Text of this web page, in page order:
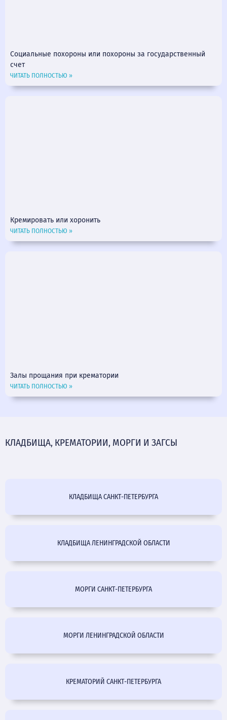
Социальные похороны или похороны за государственный
счет
ЧИТАТЬ ПОЛНОСТЬЮ »
Кремировать или хоронить
ЧИТАТЬ ПОЛНОСТЬЮ »
Залы прощания при крематории
ЧИТАТЬ ПОЛНОСТЬЮ »
КЛАДБИЩА, КРЕМАТОРИИ, МОРГИ И ЗАГСЫ
КЛАДБИЩА САНКТ-ПЕТЕРБУРГА
КЛАДБИЩА ЛЕНИНГРАДСКОЙ ОБЛАСТИ
МОРГИ САНКТ-ПЕТЕРБУРГА
МОРГИ ЛЕНИНГРАДСКОЙ ОБЛАСТИ
КРЕМАТОРИЙ САНКТ-ПЕТЕРБУРГА